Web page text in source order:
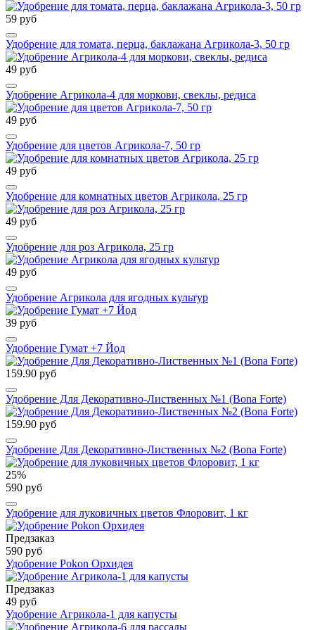
59 руб
Удобрение для томата, перца, баклажана Агрикола-3, 50 гр
49 руб
Удобрение Агрикола-4 для моркови, свеклы, редиса
49 руб
Удобрение для цветов Агрикола-7, 50 гр
49 руб
Удобрение для комнатных цветов Агрикола, 25 гр
49 руб
Удобрение для роз Агрикола, 25 гр
49 руб
Удобрение Агрикола для ягодных культур
39 руб
Удобрение Гумат +7 Йод
159.90 руб
Удобрение Для Декоративно-Лиственных №1 (Bona Forte)
159.90 руб
Удобрение Для Декоративно-Лиственных №2 (Bona Forte)
25%
590 руб
Удобрение для луковичных цветов Флоровит, 1 кг
Предзаказ
590 руб
Удобрение Pokon Орхидея
Предзаказ
49 руб
Удобрение Агрикола-1 для капусты